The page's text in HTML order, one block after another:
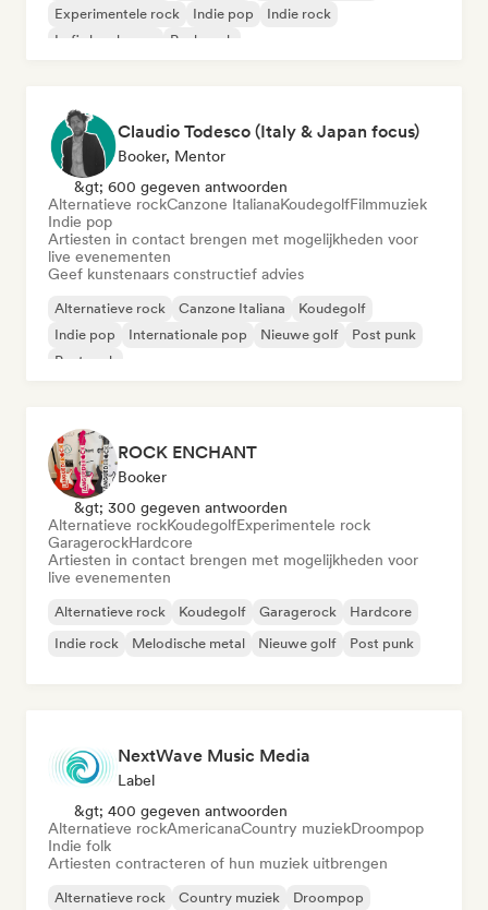
Experimentele rock
Indie pop
Indie rock
Lofi slaapkamer
Punk rock
Claudio Todesco (Italy & Japan focus)
Booker, Mentor
&gt; 600 gegeven antwoorden
Alternatieve rockCanzone ItalianaKoudegolfFilmmuziek
Indie pop
Artiesten in contact brengen met mogelijkheden voor
live evenementen
Geef kunstenaars constructief advies
Alternatieve rock Canzone Italiana
Koudegolf
Indie pop
Internationale pop Nieuwe golf
Post punk
Post rock
ROCK ENCHANT
Booker
&gt; 300 gegeven antwoorden
Alternatieve rockKoudegolfExperimentele rock
GaragerockHardcore
Artiesten in contact brengen met mogelijkheden voor
live evenementen
Alternatieve rock Koudegolf Garagerock
Hardcore
Indie rock
Melodische metal Nieuwe golf Post punk
NextWave Music Media
Label
&gt; 400 gegeven antwoorden
Alternatieve rockAmericanaCountry muziekDroompop
Indie folk
Artiesten contracteren of hun muziek uitbrengen
Alternatieve rock Country muziek Droompop